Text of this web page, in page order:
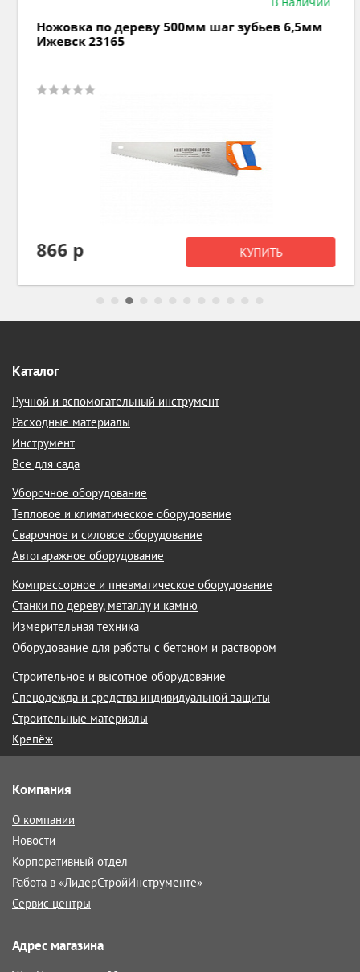
Ножовка по дереву 500мм шаг зубьев 6,5мм
Ижевск 23165
866 р КУПИТЬ
Каталог
Ручной и вспомогательный инструмент
Расходные материалы
Инструмент
Все для сада
Уборочное оборудование
Тепловое и климатическое оборудование
Сварочное и силовое оборудование
Автогаражное оборудование
Компрессорное и пневматическое оборудование
Станки по дереву, металлу и камню
Измерительная техника
Оборудование для работы с бетоном и раствором
Строительное и высотное оборудование
Спецодежда и средства индивидуальной защиты
Строительные материалы
Крепёж
Компания
О компании
Новости
Корпоративный отдел
Работа в «ЛидерСтройИнструменте»
Сервис-центры
Адрес магазина